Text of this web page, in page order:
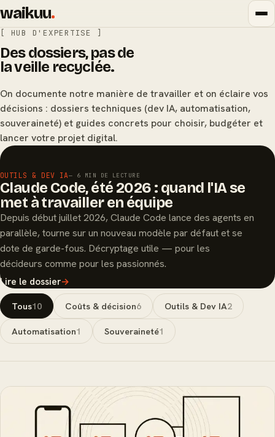
waikuu.
[ HUB D'EXPERTISE ]
Des dossiers, pas de
la veille recyclée.
On documente notre manière de travailler et on éclaire vos
décisions : dossiers techniques (dev IA, automatisation,
souveraineté) et guides concrets pour choisir, budgéter et
lancer votre projet digital.
OUTILS & DEV IA— 6 MIN DE LECTURE
Claude Code, été 2026 : quand l'IA se
met à travailler en équipe
Depuis début juillet 2026, Claude Code lance des agents en
parallèle, tourne sur un nouveau modèle par défaut et se
dote de garde-fous. Décryptage utile — pour les
décideurs comme pour les passionnés.
Lire le dossier→
Tous10 Coûts & décision6 Outils & Dev IA2
Automatisation1 Souveraineté1